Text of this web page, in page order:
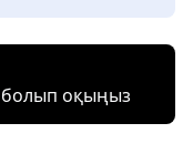
болып оқыңыз